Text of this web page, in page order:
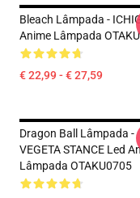
Bleach Lâmpada -
Anime Lâmpada
€ 22,99 - € 27,59
Dragon Ball Lâmpada -
VEGETA STANCE Led
Lâmpada OTAKU0705